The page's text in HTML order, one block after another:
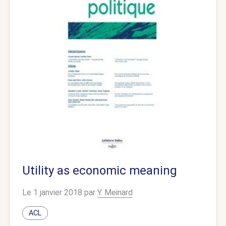
Utility as economic meaning
Le 1 janvier 2018 par Y. Meinard
ACL